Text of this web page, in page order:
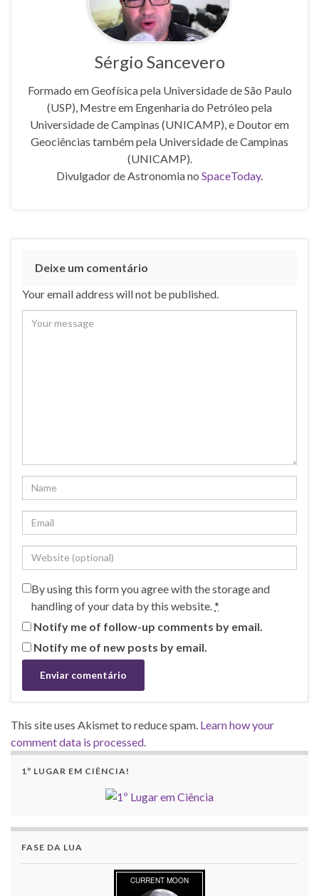
Sérgio Sancevero
Formado em Geofísica pela Universidade de São Paulo
(USP), Mestre em Engenharia do Petróleo pela
Universidade de Campinas (UNICAMP), e Doutor em
Geociências também pela Universidade de Campinas
(UNICAMP).
Divulgador de Astronomia no SpaceToday.
Deixe um comentário
Your email address will not be published.
By using this form you agree with the storage and
handling of your data by this website.*
Notify me of follow-up comments by email.
Notify me of new posts by email.
This site uses Akismet to reduce spam. Learn how your
comment data is processed.
1º LUGAR EM CIÊNCIA!
FASE DA LUA